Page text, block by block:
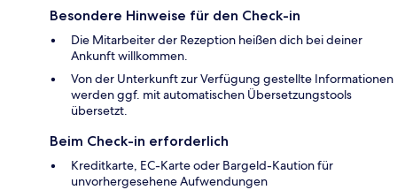
Besondere Hinweise für den Check-in
Die Mitarbeiter der Rezeption heißen dich bei deiner
Ankunft willkommen.
Von der Unterkunft zur Verfügung gestellte Informationen
werden ggf. mit automatischen Übersetzungstools
übersetzt.
Beim Check-in erforderlich
Kreditkarte, EC-Karte oder Bargeld-Kaution für
unvorhergesehene Aufwendungen